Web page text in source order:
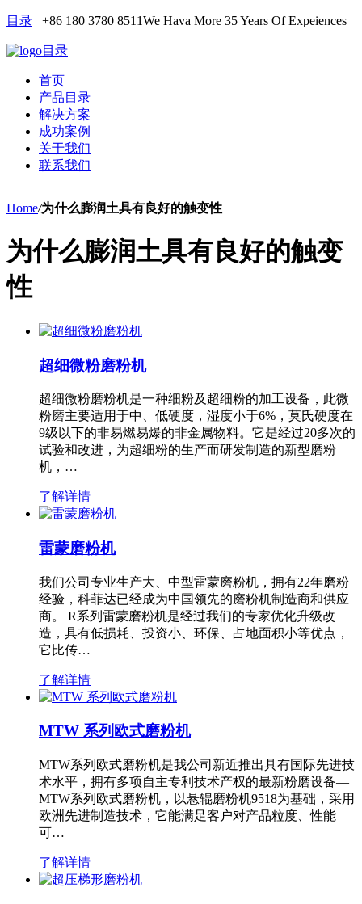
目录 +86 180 3780 8511We Hava More 35 Years Of Expeiences
目录
首页
产品目录
解决方案
成功案例
关于我们
联系我们
Home/为什么膨润土具有良好的触变性
为什么膨润土具有良好的触变
性
超细微粉磨粉机
超细微粉磨粉机是一种细粉及超细粉的加工设备，此微
粉磨主要适用于中、低硬度，湿度小于6%，莫氏硬度在
9级以下的非易燃易爆的非金属物料。它是经过20多次的
试验和改进，为超细粉的生产而研发制造的新型磨粉
机，…
了解详情
雷蒙磨粉机
我们公司专业生产大、中型雷蒙磨粉机，拥有22年磨粉
经验，科菲达已经成为中国领先的磨粉机制造商和供应
商。 R系列雷蒙磨粉机是经过我们的专家优化升级改
造，具有低损耗、投资小、环保、占地面积小等优点，
它比传…
了解详情
MTW 系列欧式磨粉机
MTW系列欧式磨粉机是我公司新近推出具有国际先进技
术水平，拥有多项自主专利技术产权的最新粉磨设备—
MTW系列欧式磨粉机，以悬辊磨粉机9518为基础，采用
欧洲先进制造技术，它能满足客户对产品粒度、性能
可…
了解详情